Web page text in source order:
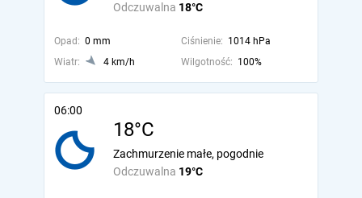
Odczuwalna 18°C
Opad: 0 mm Ciśnienie: 1014 hPa
Wiatr:
4 km/h Wilgotność: 100%
06:00
18°C
Odczuwalna 19°C
Zachmurzenie małe, pogodnie